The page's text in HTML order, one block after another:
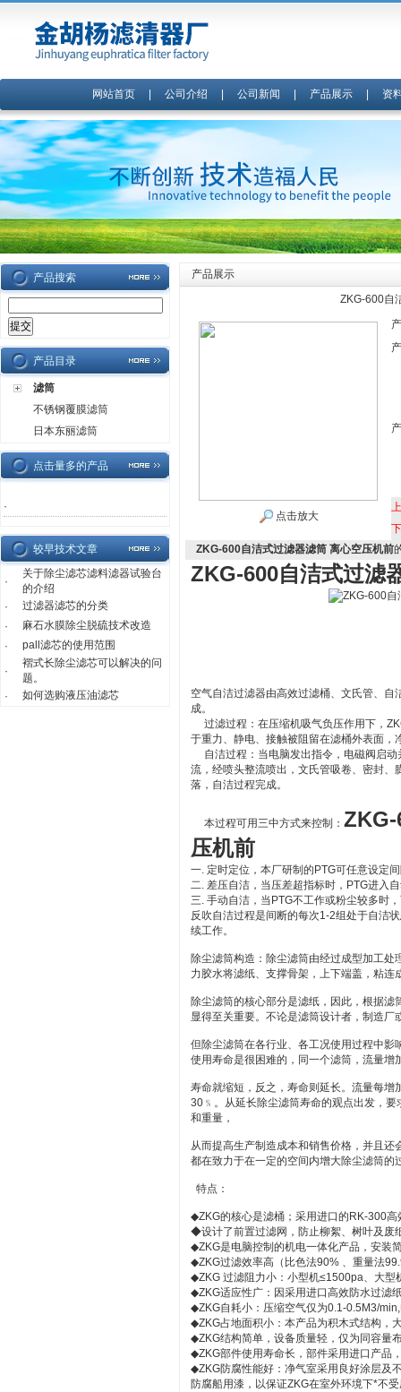
网站首页| 公司介绍 公司新闻 产品展示| 资
产品搜索
产品目录
滤筒
不锈钢覆膜滤筒
日本东丽滤筒
点击量多的产品
·
较早技术文章
·
关于除尘滤芯滤料滤器试验台
的介绍
·
过滤器滤芯的分类
·
麻石水膜除尘脱硫技术改造
·
pall滤芯的使用范围
·
褶式长除尘滤芯可以解决的问
题。
·
如何选购液压油滤芯
产品展示
ZKG-600自
点击放大
ZKG-600自洁式过滤器滤筒 离心空压机前
ZKG-600自洁式过滤
空气自洁过滤器由高效过滤桶、文氏管、
成。
过滤过程：在压缩机吸气负压作用下，
于重力、静电、接触被阻留在滤桶外表面，
自洁过程：当电脑发出指令，电磁阀启动
流，经喷头整流喷出，文氏管吸卷、密封
落，自洁过程完成。
本过程可用三中方式来控制： ZKG-
压机前
一. 定时定位，本厂研制的PTG可任意设定
二. 差压自洁，当压差超指标时，PTG进入
三. 手动自洁，当PTG不工作或粉尘较多时
反吹自洁过程是间断的每次1-2组处于自洁
续工作。
除尘滤筒构造：除尘滤筒由经过成型加工
力胶水将滤纸、支撑骨架，上下端盖，粘
除尘滤筒的核心部分是滤纸，因此，根据
显得至关重要。不论是滤筒设计者，制造
但除尘滤筒在各行业、各工况使用过程中
使用寿命是很困难的，同一个滤筒，流量
寿命就缩短，反之，寿命则延长。流量每
30﹪。从延长除尘滤筒寿命的观点出发，
和重量，
从而提高生产制造成本和销售价格，并且
都在致力于在一定的空间内增大除尘滤筒的
特点：
◆ZKG的核心是滤桶；采用进口的RK-300
◆设计了前置过滤网，防止柳絮、树叶及废
◆ZKG是电脑控制的机电一体化产品，安装
◆ZKG过滤效率高（比色法90% 、重量法
◆ZKG 过滤阻力小：小型机≤1500pa、大型
◆ZKG适应性广：因采用进口高效防水过滤
◆ZKG自耗小：压缩空气仅为0.1-0.5M3/
◆ZKG占地面积小：本产品为积木式结构，
◆ZKG结构简单，设备质量轻，仅为同容量
◆ZKG部件使用寿命长，部件采用进口产品
◆ZKG防腐性能好：净气室采用良好涂层及
防腐船用漆，以保证ZKG在室外环境下*不